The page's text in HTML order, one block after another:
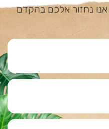
נחזור אלכם בהקדם